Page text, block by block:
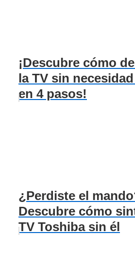
¡Descubre cómo
la TV sin
en 4 pasos!
¿Perdiste el
Descubre cómo
TV Toshiba sin él